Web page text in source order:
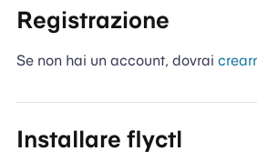
Registrazione
Se non hai un account, dovrai
Installare flyctl